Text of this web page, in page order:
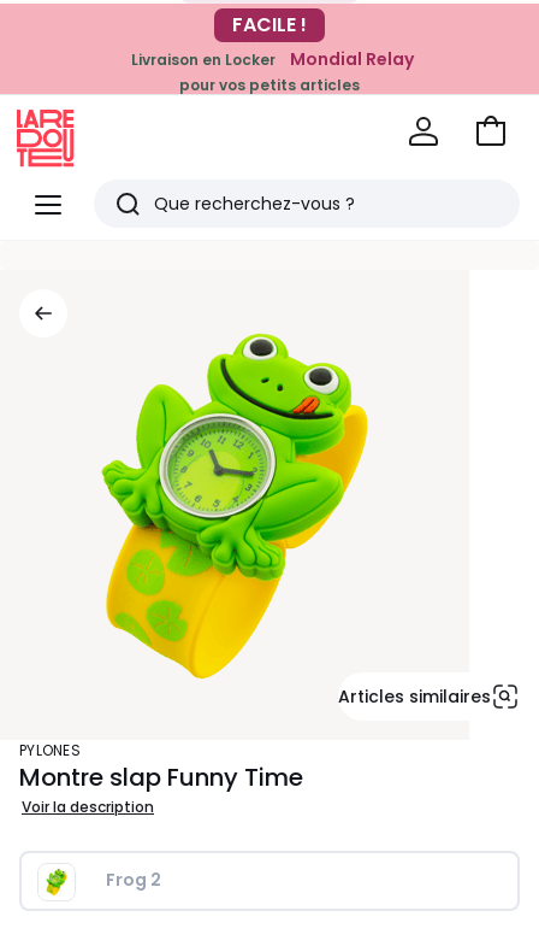
-20% dès 39€*
sur la mode
FACILE !
Livraison en Locker Mondial Relay
pour vos petits articles
Menu
Redoute
Rechercher
Voir
Articles similaires
PYLONES
Montre slap Funny Time
Voir la description
Frog 2